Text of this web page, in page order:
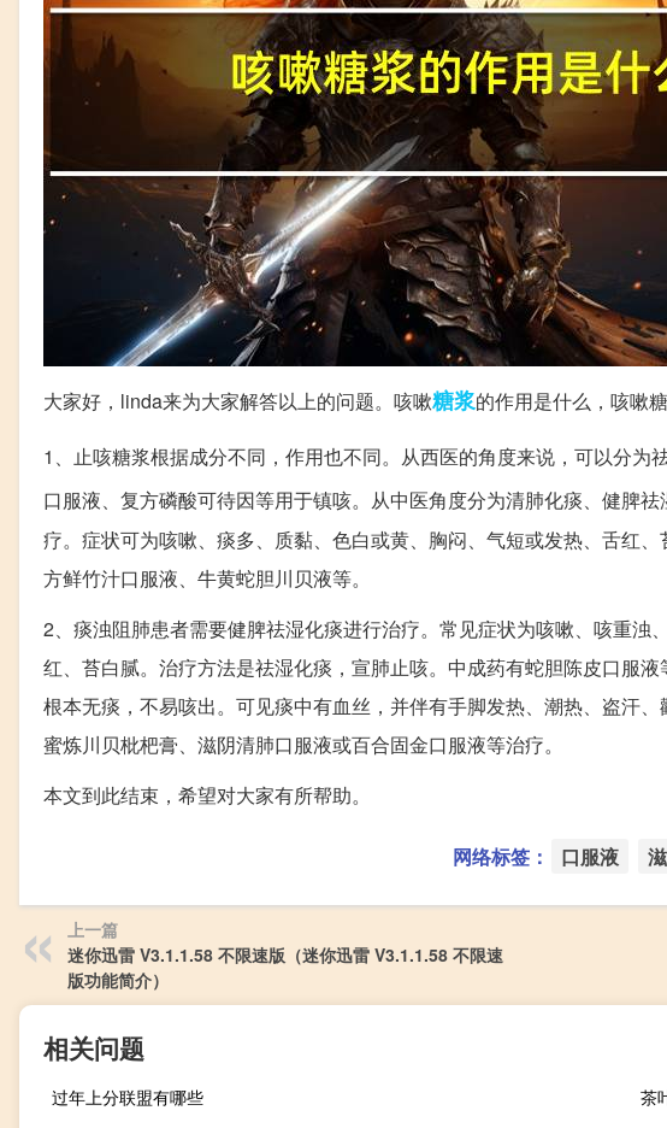
大家好，linda来为大家解答以上的问题。咳嗽糖浆的作用是什么，咳嗽
1、止咳糖浆根据成分不同，作用也不同。从西医的角度来说，可以分为
口服液、复方磷酸可待因等用于镇咳。从中医角度分为清肺化痰、健脾祛
疗。症状可为咳嗽、痰多、质黏、色白或黄、胸闷、气短或发热、舌红
方鲜竹汁口服液、牛黄蛇胆川贝液等。
2、痰浊阻肺患者需要健脾祛湿化痰进行治疗。常见症状为咳嗽、咳重
红、苔白腻。治疗方法是祛湿化痰，宣肺止咳。中成药有蛇胆陈皮口服
根本无痰，不易咳出。可见痰中有血丝，并伴有手脚发热、潮热、盗汗
蜜炼川贝枇杷膏、滋阴清肺口服液或百合固金口服液等治疗。
本文到此结束，希望对大家有所帮助。
网络标签： 口服液
上一篇
迷你迅雷 V3.1.1.58 不限速版（迷你迅雷 V3.1.1.58 不限速
版功能简介）
相关问题
过年上分联盟有哪些
茶